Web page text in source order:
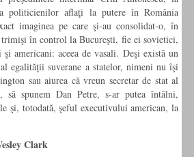
politicienilor aflaţi la putere în România
imaginea pe care şi-au consolidat-o, în
în control la Bucureşti, fie ei sovietici,
americani: aceea de vasali. Deşi există un
egalităţii suverane a statelor, nimeni nu îşi
sau aiurea că vreun secretar de stat al
spunem Dan Petre, s-ar putea întâlni,
şi, totodată, şeful executivului american, la
Clark